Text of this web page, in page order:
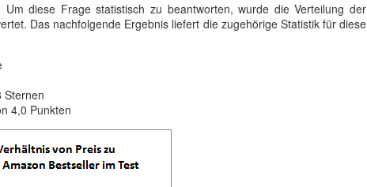
diese Frage statistisch zu beantworten, wurde die Verteilung der
Das nachfolgende Ergebnis liefert die zugehörige Statistik für diese
Sternen
4,0 Punkten